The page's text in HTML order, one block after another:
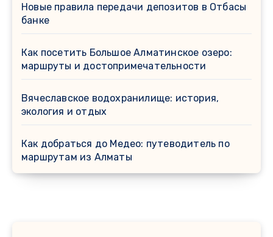
Новые правила передачи депозитов в Отбасы
банке
Как посетить Большое Алматинское озеро:
маршруты и достопримечательности
Вячеславское водохранилище: история,
экология и отдых
Как добраться до Медео: путеводитель по
маршрутам из Алматы